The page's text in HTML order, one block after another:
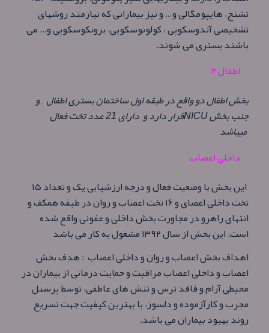
تشنج، هایپومگالی و… و نیز بیمارانی که نیازمند روشهای
تشخیصی آندوسکوپی ، کولونوسکوپی، برونکوسکوپی و… می
باشند بستری می شوند.
اطفال ۲
بخش اطفال دو واقع در طبقه اول ساختمان بستری اطفال , و
جنب بخش NICUقرار دارد و دارای 21 عدد تخت فعال
میباشد
داخلی اعصاب
تخت داخلی اعصای و ۱۶ تخت اعصاب و روان در طبقه همکف و
انتهای راهرو در مجاورت بخش داخلی و عفونی واقع شده
است. این بخش از سال ۱۳۹۲ مشغول به کار می باشد
اهداف بخش اعصاب و روان و داخلی اعصاب : هدف بخش
اعصاب و داخلی اعصاب مراقبت و حمایت درمانی از بیماران در
محیطی آرام و فاقد ترس و تنش های عاطفی، توسط پرسنل
مجرب و کارآزموده و دلسوز، با بهترین کیفیت جهت تسریع
روند بهبود بیماران می باشد.